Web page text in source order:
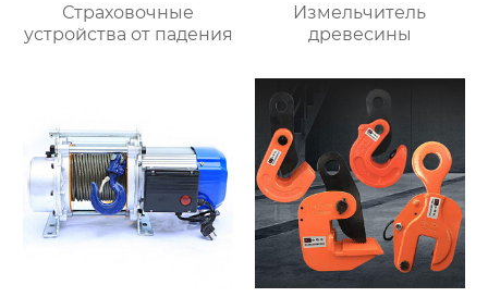
Страховочные
устройства от падения
Измельчитель
древесины